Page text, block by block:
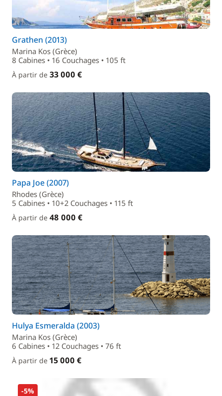
Grathen (2013)
Marina Kos (Grèce)
8 Cabines • 16 Couchages • 105 ft
À partir de 33 000 €
Papa Joe (2007)
Rhodes (Grèce)
5 Cabines • 10+2 Couchages • 115 ft
À partir de 48 000 €
Hulya Esmeralda (2003)
Marina Kos (Grèce)
6 Cabines • 12 Couchages • 76 ft
À partir de 15 000 €
-5%